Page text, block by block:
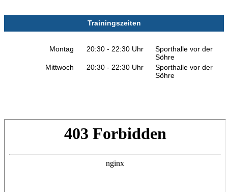
Trainingszeiten
Montag 20:30 - 22:30 Uhr
Sporthalle vor der
Söhre
Mittwoch
20:30 - 22:30 Uhr
Sporthalle vor der
Söhre